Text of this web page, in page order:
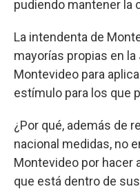
pudiendo mantener la
La intendenta de
mayorías propias en
Montevideo para
estímulo para los que
¿Por qué, además de
nacional medidas, no
Montevideo por hacer
que está dentro de